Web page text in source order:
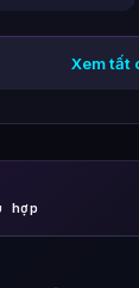
Xem tất
hợp